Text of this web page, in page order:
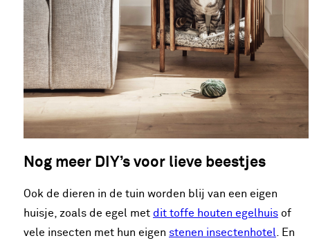
Nog meer DIY’s voor lieve beestjes
Ook de dieren in de tuin worden blij van een eigen
huisje, zoals de egel met dit toffe houten egelhuis of
vele insecten met hun eigen stenen insectenhotel
. En